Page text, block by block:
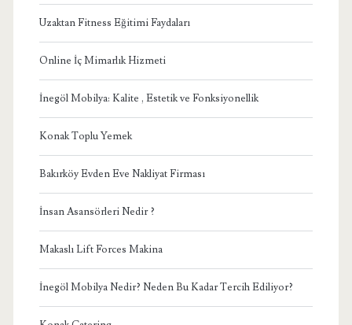
Uzaktan Fitness Eğitimi Faydaları
Online İç Mimarlık Hizmeti
İnegöl Mobilya: Kalite , Estetik ve Fonksiyonellik
Konak Toplu Yemek
Bakırköy Evden Eve Nakliyat Firması
İnsan Asansörleri Nedir ?
Makaslı Lift Forces Makina
İnegöl Mobilya Nedir? Neden Bu Kadar Tercih Ediliyor?